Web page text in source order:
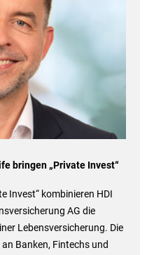
bringen „Private Invest“
Invest“ kombinieren HDI
AG die
Lebensversicherung. Die
Banken, Fintechs und